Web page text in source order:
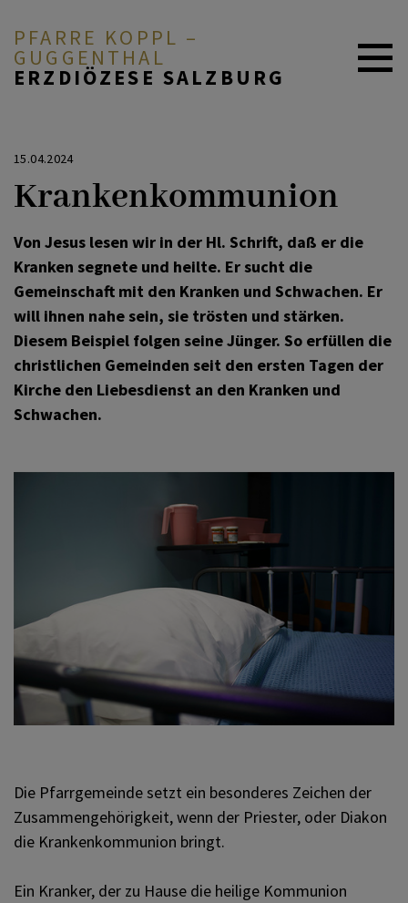
PFARRE KOPPL –
GUGGENTHAL
ERZDIÖZESE SALZBURG
GOTTEDIENSTORDNUNG
GLAUBEN & FEIERN
ARBEITSKREISE
PFARRBRIEF
ZUKUNFT FÜR DEN LIBANON
KIRCHE AM WEG
15.04.2024
Krankenkommunion
Von Jesus lesen wir in der Hl. Schrift, daß er die
Kranken segnete und heilte. Er sucht die
Gemeinschaft mit den Kranken und Schwachen. Er
will ihnen nahe sein, sie trösten und stärken.
Diesem Beispiel folgen seine Jünger. So erfüllen die
christlichen Gemeinden seit den ersten Tagen der
Kirche den Liebesdienst an den Kranken und
Schwachen.
Die Pfarrgemeinde setzt ein besonderes Zeichen der
Zusammengehörigkeit, wenn der Priester, oder Diakon
die Krankenkommunion bringt.
Ein Kranker, der zu Hause die heilige Kommunion